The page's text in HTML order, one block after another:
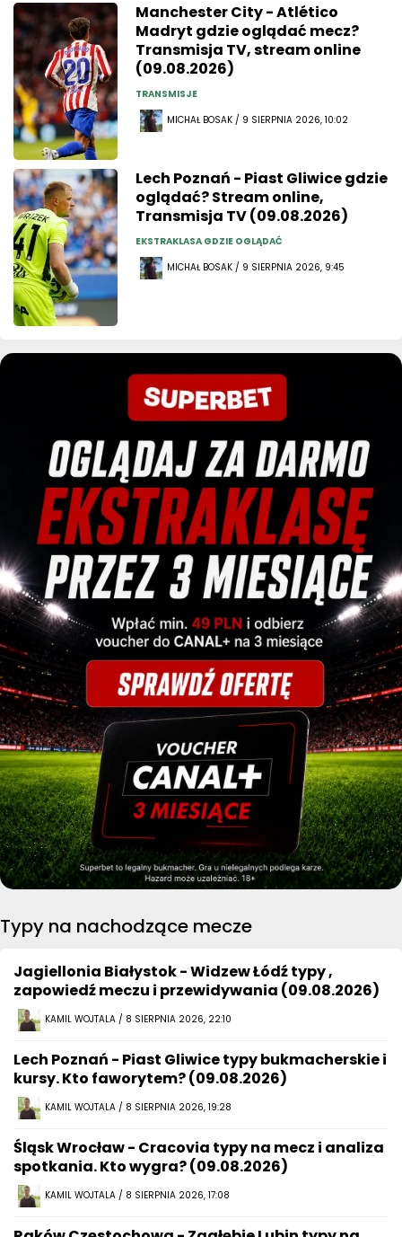
Manchester City - Atlético
Madryt gdzie oglądać mecz?
Transmisja TV, stream online
(09.08.2026)
TRANSMISJE
MICHAŁ BOSAK / 9 SIERPNIA 2026, 10:02
Lech Poznań - Piast Gliwice gdzie
oglądać? Stream online,
Transmisja TV (09.08.2026)
EKSTRAKLASA GDZIE OGLĄDAĆ
MICHAŁ BOSAK / 9 SIERPNIA 2026, 9:45
Typy na nachodzące mecze
Jagiellonia Białystok - Widzew Łódź typy ,
zapowiedź meczu i przewidywania (09.08.2026)
KAMIL WOJTALA / 8 SIERPNIA 2026, 22:10
Lech Poznań - Piast Gliwice typy bukmacherskie i
kursy. Kto faworytem? (09.08.2026)
KAMIL WOJTALA / 8 SIERPNIA 2026, 19:28
Śląsk Wrocław - Cracovia typy na mecz i analiza
spotkania. Kto wygra? (09.08.2026)
KAMIL WOJTALA / 8 SIERPNIA 2026, 17:08